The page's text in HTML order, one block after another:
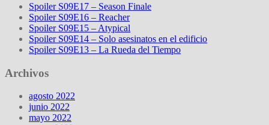
Spoiler S09E17 – Season Finale
Spoiler S09E16 – Reacher
Spoiler S09E15 – Atypical
Spoiler S09E14 – Solo asesinatos en el edificio
Spoiler S09E13 – La Rueda del Tiempo
Archivos
agosto 2022
junio 2022
mayo 2022